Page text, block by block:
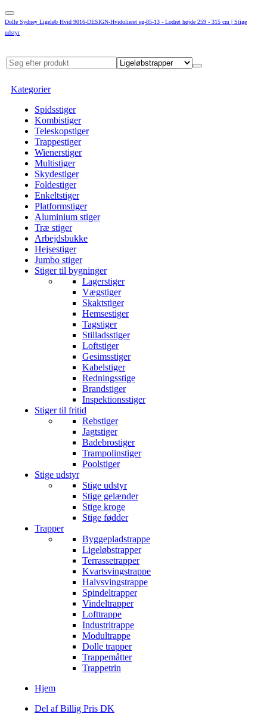
Dolle Sydney Ligeløb Hvid 9016-DESIGN-Hvidolieret eg-85-13 - Lodret højde 259 - 315 cm | Stige
udstyr
Kategorier
Spidsstiger
Kombistiger
Teleskopstiger
Trappestiger
Wienerstiger
Multistiger
Skydestiger
Foldestiger
Enkeltstiger
Platformstiger
Aluminium stiger
Træ stiger
Arbejdsbukke
Hejsestiger
Jumbo stiger
Stiger til bygninger
Lagerstiger
Vægstiger
Skaktstiger
Hemsestiger
Tagstiger
Stilladsstiger
Loftstiger
Gesimsstiger
Kabelstiger
Redningsstige
Brandstiger
Inspektionsstiger
Stiger til fritid
Rebstiger
Jagtstiger
Badebrostiger
Trampolinstiger
Poolstiger
Stige udstyr
Stige udstyr
Stige gelænder
Stige kroge
Stige fødder
Trapper
Byggepladstrappe
Ligeløbstrapper
Terrassetrapper
Kvartsvingstrappe
Halvsvingstrappe
Spindeltrapper
Vindeltrapper
Lofttrappe
Industritrappe
Modultrappe
Dolle trapper
Trappemåtter
Trappetrin
Hjem
Del af Billig Pris DK